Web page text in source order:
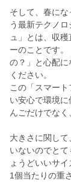
そして、春に
う最新テクノ
ュ」とは、収
ーのことです
の？」と心配
ください。
この「スマー
い安心で環境
んごだけでな
大きさに関し
いないのでと
ょうどいいサイ
1個当たりの重